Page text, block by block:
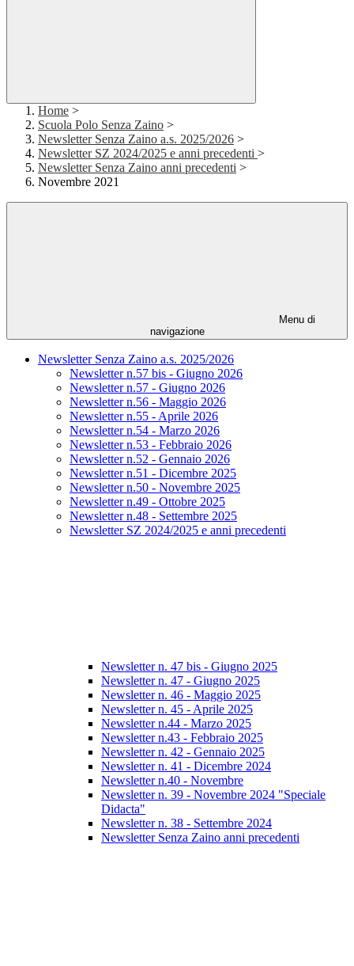
Home >
Scuola Polo Senza Zaino >
Newsletter Senza Zaino a.s. 2025/2026 >
Newsletter SZ 2024/2025 e anni precedenti >
Newsletter Senza Zaino anni precedenti >
Novembre 2021
Menu di
navigazione
Newsletter Senza Zaino a.s. 2025/2026
Newsletter n.57 bis - Giugno 2026
Newsletter n.57 - Giugno 2026
Newsletter n.56 - Maggio 2026
Newsletter n.55 - Aprile 2026
Newsletter n.54 - Marzo 2026
Newsletter n.53 - Febbraio 2026
Newsletter n.52 - Gennaio 2026
Newsletter n.51 - Dicembre 2025
Newsletter n.50 - Novembre 2025
Newsletter n.49 - Ottobre 2025
Newsletter n.48 - Settembre 2025
Newsletter SZ 2024/2025 e anni precedenti
Newsletter n. 47 bis - Giugno 2025
Newsletter n. 47 - Giugno 2025
Newsletter n. 46 - Maggio 2025
Newsletter n. 45 - Aprile 2025
Newsletter n.44 - Marzo 2025
Newsletter n.43 - Febbraio 2025
Newsletter n. 42 - Gennaio 2025
Newsletter n. 41 - Dicembre 2024
Newsletter n.40 - Novembre
Newsletter n. 39 - Novembre 2024 "Speciale
Didacta"
Newsletter n. 38 - Settembre 2024
Newsletter Senza Zaino anni precedenti